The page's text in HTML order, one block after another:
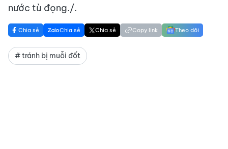
nước tù đọng./.
Chia sẻ Chia sẻ Chia sẻ Copy link Theo dõi
# tránh bị muỗi đốt